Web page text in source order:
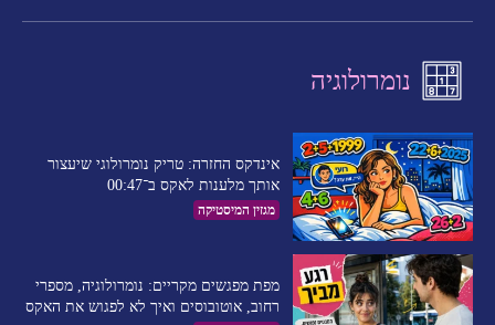
נומרולוגיה
אינדקס החזרה: טריק נומרולוגי שיעצור
אותך מלענות לאקס ב־00:47
מגזין המיסטיקה
מפת מפגשים מקריים: נומרולוגיה, מספרי
רחוב, אוטובוסים ואיך לא לפגוש את האקס